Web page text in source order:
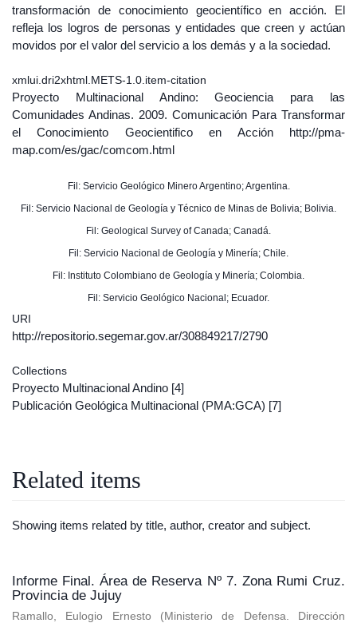
transformación de conocimiento geocientífico en acción. El
refleja los logros de personas y entidades que creen y actúan
movidos por el valor del servicio a los demás y a la sociedad.
xmlui.dri2xhtml.METS-1.0.item-citation
Proyecto Multinacional Andino: Geociencia para las
Comunidades Andinas. 2009. Comunicación Para Transformar
el Conocimiento Geocientifico en Acción http://pma-
map.com/es/gac/comcom.html
Fil: Servicio Geológico Minero Argentino; Argentina.
Fil: Servicio Nacional de Geología y Técnico de Minas de Bolivia; Bolivia.
Fil: Geological Survey of Canada; Canadá.
Fil: Servicio Nacional de Geología y Minería; Chile.
Fil: Instituto Colombiano de Geología y Minería; Colombia.
Fil: Servicio Geológico Nacional; Ecuador.
URI
http://repositorio.segemar.gov.ar/308849217/2790
Collections
Proyecto Multinacional Andino [4]
Publicación Geológica Multinacional (PMA:GCA) [7]
Related items
Showing items related by title, author, creator and subject.
Informe Final. Área de Reserva Nº 7. Zona Rumi Cruz.
Provincia de Jujuy
Ramallo, Eulogio Ernesto (Ministerio de Defensa. Dirección